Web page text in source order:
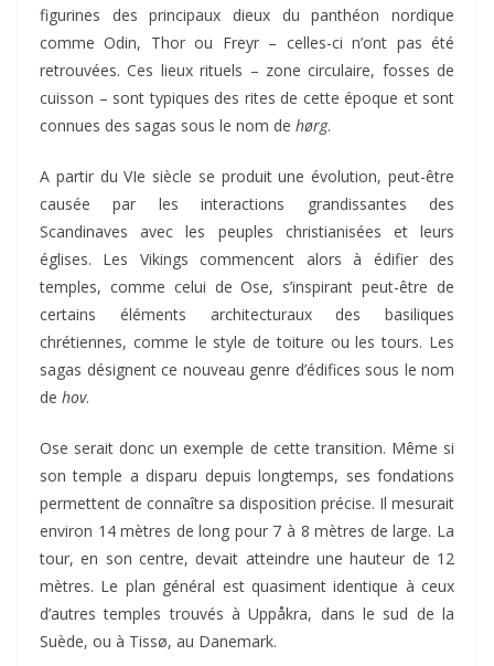
figurines des principaux dieux du panthéon nordique
comme Odin, Thor ou Freyr – celles-ci n’ont pas été
retrouvées. Ces lieux rituels – zone circulaire, fosses de
cuisson – sont typiques des rites de cette époque et sont
connues des sagas sous le nom de hørg.
A partir du VIe siècle se produit une évolution, peut-être
causée par les interactions grandissantes des
Scandinaves avec les peuples christianisées et leurs
églises. Les Vikings commencent alors à édifier des
temples, comme celui de Ose, s’inspirant peut-être de
certains éléments architecturaux des basiliques
chrétiennes, comme le style de toiture ou les tours. Les
sagas désignent ce nouveau genre d’édifices sous le nom
de hov.
Ose serait donc un exemple de cette transition. Même si
son temple a disparu depuis longtemps, ses fondations
permettent de connaître sa disposition précise. Il mesurait
environ 14 mètres de long pour 7 à 8 mètres de large. La
tour, en son centre, devait atteindre une hauteur de 12
mètres. Le plan général est quasiment identique à ceux
d’autres temples trouvés à Uppåkra, dans le sud de la
Suède, ou à Tissø, au Danemark.